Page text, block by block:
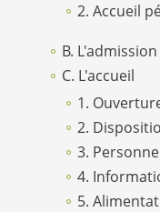
2. Accueil
B. L'admission
C. L'accueil
1.
2.
3.
4.
5.